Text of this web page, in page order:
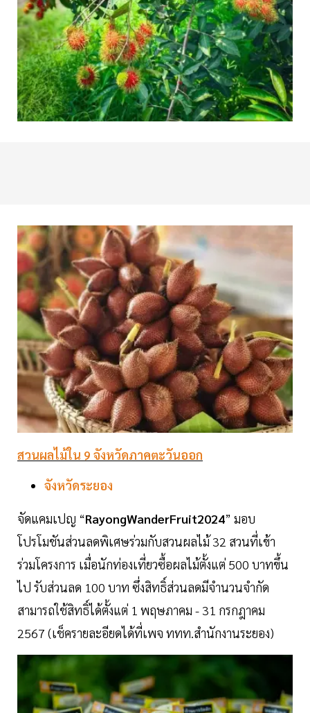
สวนผลไม้ใน 9 จังหวัดภาคตะวันออก
จังหวัดระยอง
จัดแคมเปญ “RayongWanderFruit2024” มอบ
โปรโมชันส่วนลดพิเศษร่วมกับสวนผลไม้ 32 สวนที่เข้า
ร่วมโครงการ เมื่อนักท่องเที่ยวซื้อผลไม้ตั้งแต่ 500 บาทขึ้น
ไป รับส่วนลด 100 บาท ซึ่งสิทธิ์ส่วนลดมีจำนวนจำกัด
สามารถใช้สิทธิ์ได้ตั้งแต่ 1 พฤษภาคม - 31 กรกฎาคม
2567 (เช็ครายละอียดได้ที่เพจ ททท.สำนักงานระยอง)